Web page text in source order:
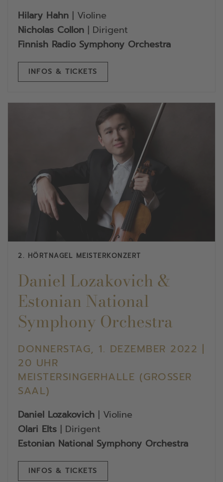
Hilary Hahn | Violine
Nicholas Collon | Dirigent
Finnish Radio Symphony Orchestra
INFOS & TICKETS
2. HÖRTNAGEL MEISTERKONZERT
Daniel Lozakovich &
Estonian National
Symphony Orchestra
DONNERSTAG, 1. DEZEMBER 2022 |
20 UHR
MEISTERSINGERHALLE (GROSSER S
AAL)
Daniel Lozakovich | Violine
Olari Elts | Dirigent
Estonian National Symphony Orchestra
INFOS & TICKETS